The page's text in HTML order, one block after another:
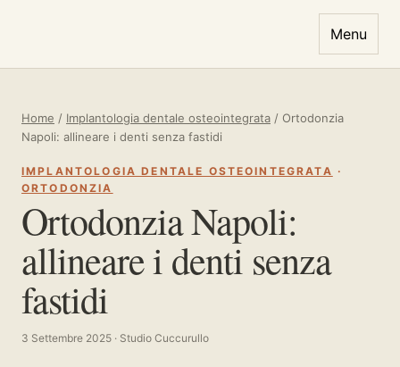
Menu
Home / Implantologia dentale osteointegrata / Ortodonzia
Napoli: allineare i denti senza fastidi
IMPLANTOLOGIA DENTALE OSTEOINTEGRATA ·
ORTODONZIA
Ortodonzia Napoli:
allineare i denti senza
fastidi
3 Settembre 2025 · Studio Cuccurullo